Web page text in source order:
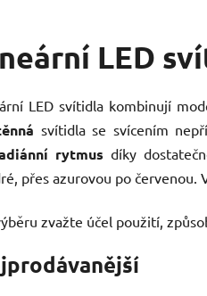
LED
LED svítidla kombinují
svítidla se svícením
rytmus díky
přes azurovou po červenou.
zvažte účel použití,